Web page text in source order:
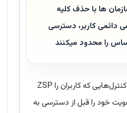
ها با حذف کلیه
دائمی کاربر، دسترسی
ZSP با توسعه سیاست‌ها و کنترل‌هایی که کاربران را
خود را قبل از دسترسی به